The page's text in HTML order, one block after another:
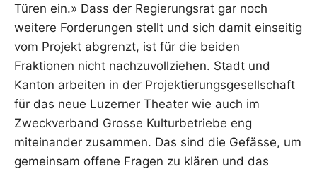
Türen ein.» Dass der Regierungsrat gar noch
weitere Forderungen stellt und sich damit einseitig
vom Projekt abgrenzt, ist für die beiden
Fraktionen nicht nachzuvollziehen. Stadt und
Kanton arbeiten in der Projektierungsgesellschaft
für das neue Luzerner Theater wie auch im
Zweckverband Grosse Kulturbetriebe eng
miteinander zusammen. Das sind die Gefässe, um
gemeinsam offene Fragen zu klären und das